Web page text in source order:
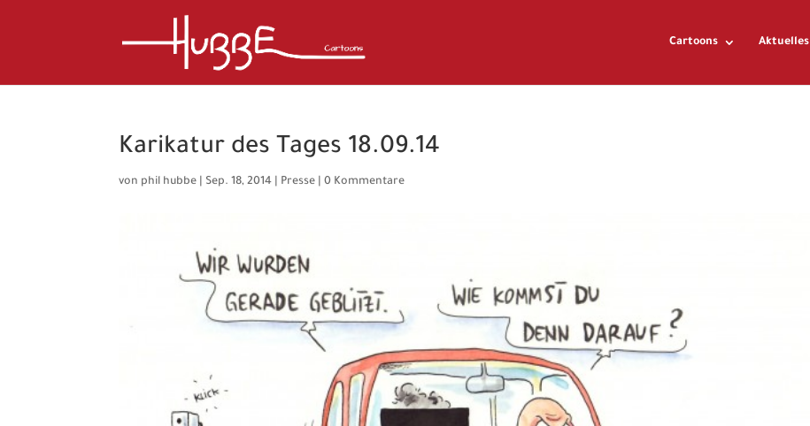
Cartoons Aktuelles
Karikatur des Tages 18.09.14
von phil hubbe Sep. 18, 2014 Presse |0 Kommentare